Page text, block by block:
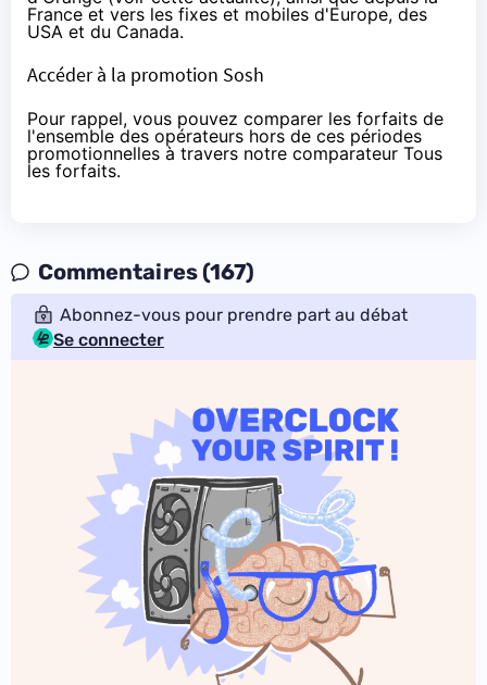
France et vers les fixes et mobiles d'Europe, des
USA et du Canada.
Accéder à la promotion Sosh
Pour rappel, vous pouvez comparer les forfaits de
l'ensemble des opérateurs hors de ces périodes
promotionnelles à travers notre comparateur Tous
les forfaits.
Commentaires (167)
Abonnez-vous pour prendre part au débat
Se connecter